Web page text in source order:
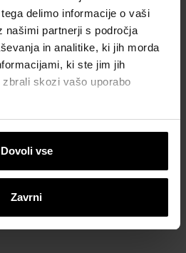
delimo informacije o vaši
našimi partnerji s področja
in analitike, ki jih morda
ki ste jim jih
skozi vašo uporabo
Dovoli vse
Zavrni